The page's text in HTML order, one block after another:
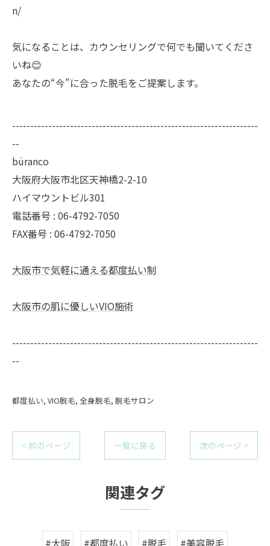
n/
気になることは、カウンセリングで何でも聞いてくださ
いね😊
あなたの“今”に合った脱毛をご提案します。
--------------------------------------------------------------------
--
büranco
大阪府大阪市北区天神橋2-2-10
ハイマウントビル301
電話番号 : 06-4792-7050
FAX番号 : 06-4792-7050
大阪市で気軽に通える都度払い制
大阪市の肌に優しいVIO施術
--------------------------------------------------------------------
--
都度払い VIO脱毛 全身脱毛 脱毛サロン
< 前のページ 一覧に戻る 次のページ >
関連タグ
#大阪 #都度払い #脱毛 #美容脱毛